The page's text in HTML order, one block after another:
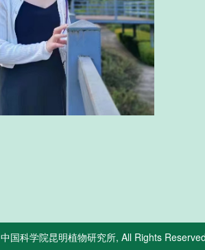
中国科学院昆明植物研究所, All Rights